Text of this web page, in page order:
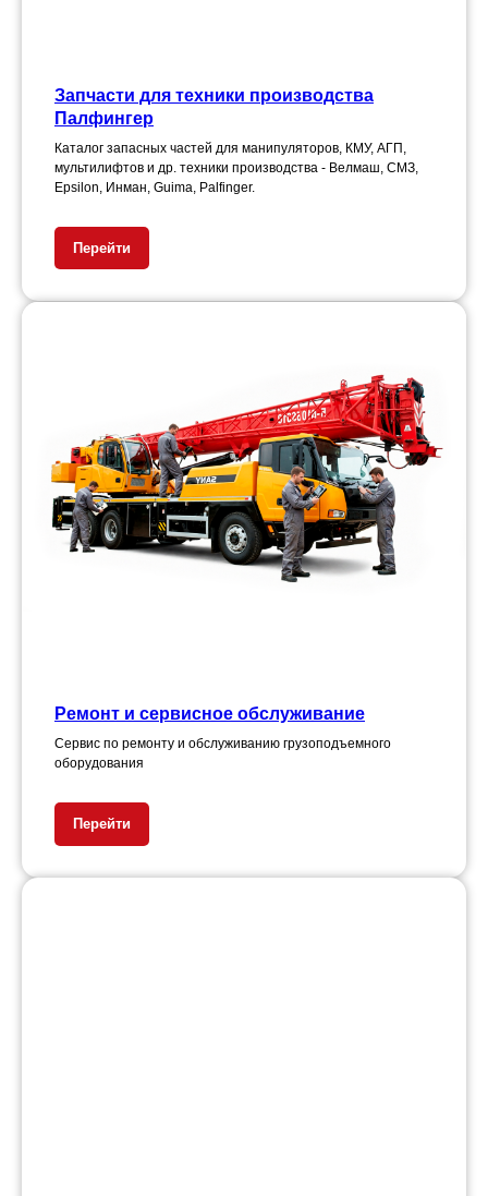
Запчасти для техники производства
Палфингер
Каталог запасных частей для манипуляторов, КМУ, АГП,
мультилифтов и др. техники производства - Велмаш, СМЗ,
Epsilon, Инман, Guima, Palfinger.
Перейти
Ремонт и сервисное обслуживание
Сервис по ремонту и обслуживанию грузоподъемного
оборудования
Перейти